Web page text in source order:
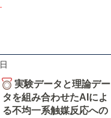
実験データと理論デー
タを組み合わせたAIによ
る不均一系触媒反応への